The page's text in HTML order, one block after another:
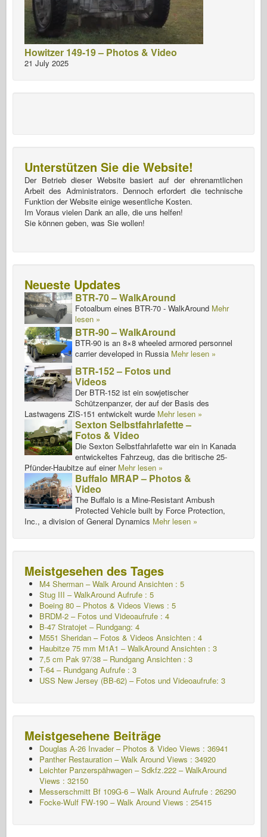
Howitzer 149-19 – Photos & Video
21 July 2025
Unterstützen Sie die Website!
Der Betrieb dieser Website basiert auf der ehrenamtlichen
Arbeit des Administrators. Dennoch erfordert die technische
Funktion der Website einige wesentliche Kosten.
Im Voraus vielen Dank an alle, die uns helfen!
Sie können geben, was Sie wollen!
Neueste Updates
BTR-70 – WalkAround
Fotoalbum eines BTR-70 - WalkAround Mehr
lesen »
BTR-90 – WalkAround
BTR-90 is an 8×8 wheeled armored personnel
carrier developed in Russia Mehr lesen »
BTR-152 – Fotos und
Videos
Der BTR-152 ist ein sowjetischer
Schützenpanzer, der auf der Basis des
Lastwagens ZIS-151 entwickelt wurde Mehr lesen »
Sexton Selbstfahrlafette –
Fotos & Video
Die Sexton Selbstfahrlafette war ein in Kanada
entwickeltes Fahrzeug, das die britische 25-
Pfünder-Haubitze auf einer Mehr lesen »
Buffalo MRAP – Photos &
Video
The Buffalo is a Mine-Resistant Ambush
Protected Vehicle built by Force Protection,
Inc., a division of General Dynamics Mehr lesen »
Meistgesehen des Tages
M4 Sherman – Walk Around Ansichten : 5
Stug III – WalkAround Aufrufe : 5
Boeing 80 – Photos & Videos Views : 5
BRDM-2 – Fotos und Videoaufrufe : 4
B-47 Stratojet – Rundgang: 4
M551 Sheridan – Fotos & Videos Ansichten : 4
Haubitze 75 mm M1A1 – WalkAround Ansichten : 3
7,5 cm Pak 97/38 – Rundgang Ansichten : 3
T-64 – Rundgang Aufrufe : 3
USS New Jersey (BB-62) – Fotos und Videoaufrufe: 3
Meistgesehene Beiträge
Douglas A-26 Invader – Photos & Video Views : 36941
Panther Restauration – Walk Around Views : 34920
Leichter Panzerspähwagen – Sdkfz.222 – WalkAround
Views : 32150
Messerschmitt Bf 109G-6 – Walk Around Aufrufe : 26290
Focke-Wulf FW-190 – Walk Around Views : 25415